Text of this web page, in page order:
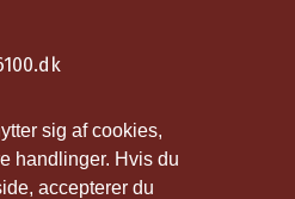
sig af cookies,
handlinger. Hvis du
accepterer du